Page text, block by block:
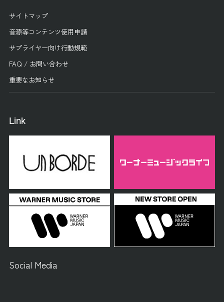
サイトマップ
音源等コンテンツ使用申請
サプライヤー向け行動規範
FAQ / お問い合わせ
重要なお知らせ
Link
Social Media